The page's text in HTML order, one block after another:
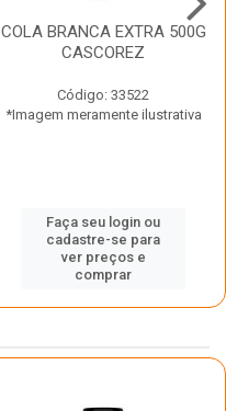
COLA BRANCA EXTRA 500G
CASCOREZ
Código: 33522
*Imagem meramente ilustrativa
Faça seu login ou
cadastre-se para
ver preços e
comprar